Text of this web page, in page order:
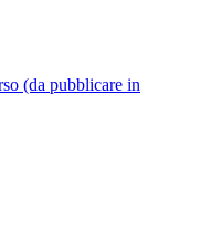
(da pubblicare in